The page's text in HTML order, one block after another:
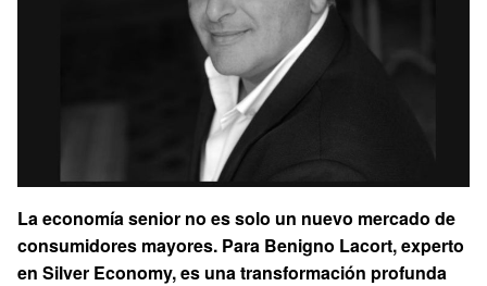
La economía senior no es solo un nuevo mercado de
consumidores mayores. Para Benigno Lacort, experto
en Silver Economy, es una transformación profunda